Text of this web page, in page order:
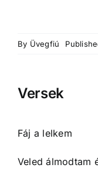
By Üvegfiú
Versek
Fáj a lelkem
Veled álmodtam